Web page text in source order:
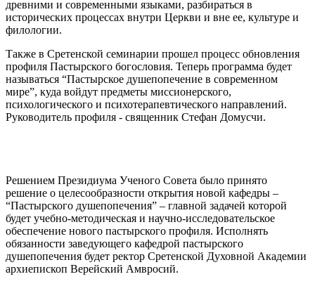
древними и современными языками, разбираться в
исторических процессах внутри Церкви и вне ее, культуре и
филологии.
Также в Сретенской семинарии прошел процесс обновления
профиля Пастырского богословия. Теперь программа будет
называться “Пастырское душепопечение в современном
мире”, куда войдут предметы миссионерского,
психологического и психотерапевтического направлений.
Руководитель профиля - священник Стефан Домусчи.
Решением Президиума Ученого Совета было принято
решение о целесообразности открытия новой кафедры –
“Пастырского душепопечения” – главной задачей которой
будет учебно-методическая и научно-исследовательское
обеспечение нового пастырского профиля. Исполнять
обязанности заведующего кафедрой пастырского
душепопечения будет ректор Сретенской Духовной Академии
архиепископ Верейский Амвросий.